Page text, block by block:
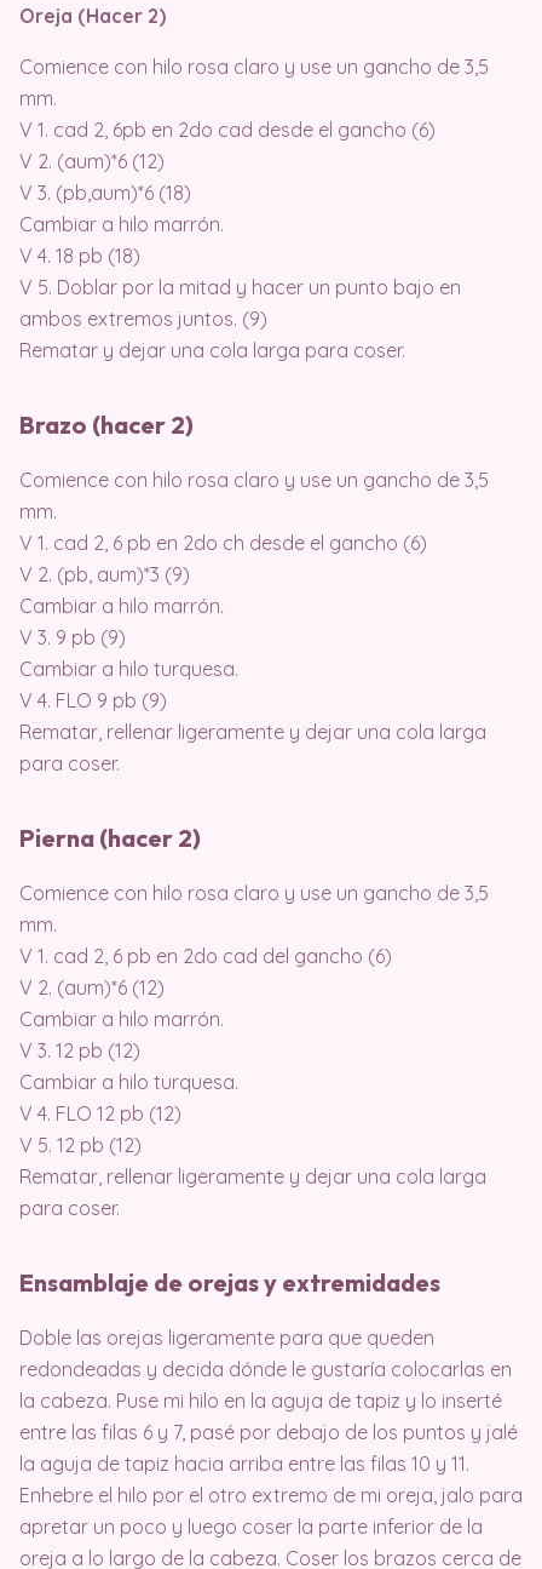
Oreja (Hacer 2)
Comience con hilo rosa claro y use un gancho de 3,5
mm.
V 1. cad 2, 6pb en 2do cad desde el gancho (6)
V 2. (aum)*6 (12)
V 3. (pb,aum)*6 (18)
Cambiar a hilo marrón.
V 4. 18 pb (18)
V 5. Doblar por la mitad y hacer un punto bajo en
ambos extremos juntos. (9)
Rematar y dejar una cola larga para coser.
Brazo (hacer 2)
Comience con hilo rosa claro y use un gancho de 3,5
mm.
V 1. cad 2, 6 pb en 2do ch desde el gancho (6)
V 2. (pb, aum)*3 (9)
Cambiar a hilo marrón.
V 3. 9 pb (9)
Cambiar a hilo turquesa.
V 4. FLO 9 pb (9)
Rematar, rellenar ligeramente y dejar una cola larga
para coser.
Pierna (hacer 2)
Comience con hilo rosa claro y use un gancho de 3,5
mm.
V 1. cad 2, 6 pb en 2do cad del gancho (6)
V 2. (aum)*6 (12)
Cambiar a hilo marrón.
V 3. 12 pb (12)
Cambiar a hilo turquesa.
V 4. FLO 12 pb (12)
V 5. 12 pb (12)
Rematar, rellenar ligeramente y dejar una cola larga
para coser.
Ensamblaje de orejas y extremidades
Doble las orejas ligeramente para que queden
redondeadas y decida dónde le gustaría colocarlas en
la cabeza. Puse mi hilo en la aguja de tapiz y lo inserté
entre las filas 6 y 7, pasé por debajo de los puntos y jalé
la aguja de tapiz hacia arriba entre las filas 10 y 11.
Enhebre el hilo por el otro extremo de mi oreja, jalo para
apretar un poco y luego coser la parte inferior de la
oreja a lo largo de la cabeza. Coser los brazos cerca de